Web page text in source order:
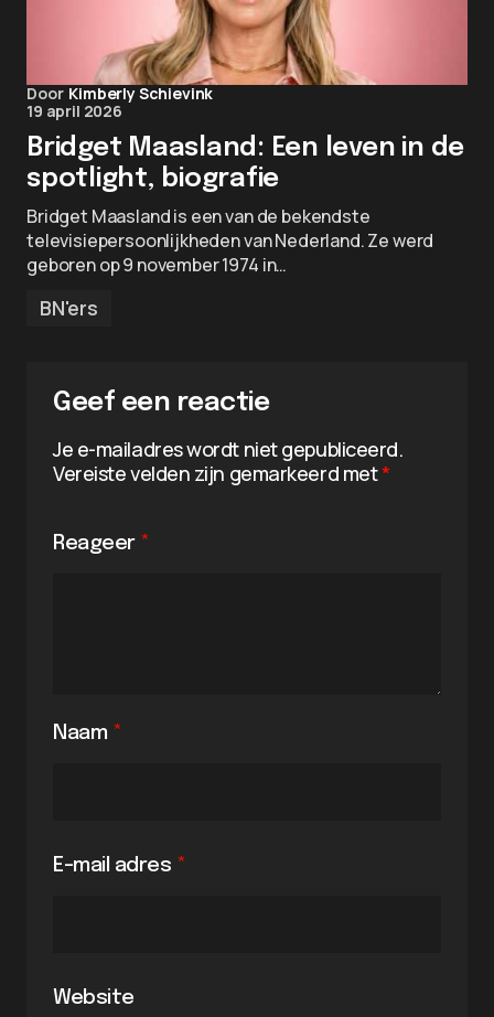
Door Kimberly Schievink
19 april 2026
Bridget Maasland: Een leven in de
spotlight, biografie
Bridget Maasland is een van de bekendste
televisiepersoonlijkheden van Nederland. Ze werd
geboren op 9 november 1974 in…
BN'ers
Geef een reactie
Je e-mailadres wordt niet gepubliceerd.
Vereiste velden zijn gemarkeerd met*
Reageer *
Naam *
E-mail adres *
Website